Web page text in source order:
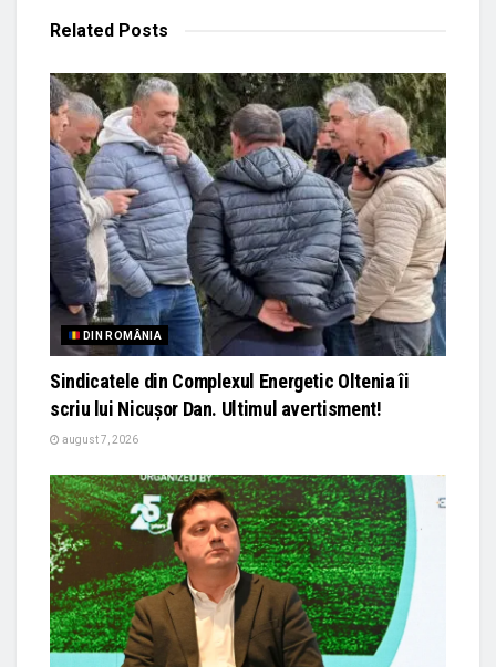
Related Posts
DIN ROMÂNIA
Sindicatele din Complexul Energetic Oltenia îi
scriu lui Nicușor Dan. Ultimul avertisment!
august 7, 2026